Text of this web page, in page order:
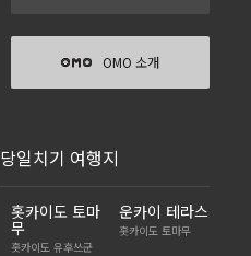
OMO 소개
당일치기 여행지
홋카이도 토마
무
홋카이도 유후쓰군
운카이 테라스
홋카이도 토마무